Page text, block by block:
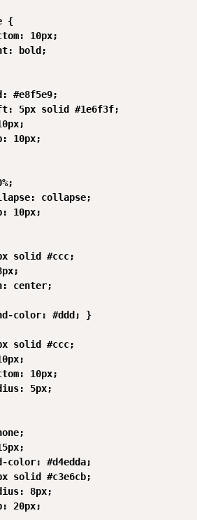
{
10px;
bold;
#e8f5e9;
5px solid #1e6f3f;
10px;
collapse;
10px;
solid #ccc;
center;
color: #ddd; }
solid #ccc;
10px;
5px;
color: #d4edda;
solid #c3e6cb;
8px;
20px;